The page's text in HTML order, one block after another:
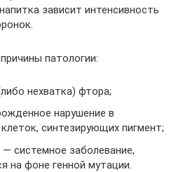
зависит интенсивность
патологии:
нехватка) фтора;
нарушение в
синтезирующих пигмент;
системное заболевание,
на фоне генной мутации.